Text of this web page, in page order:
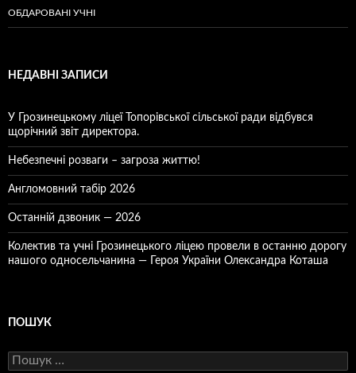
ОБДАРОВАНІ УЧНІ
НЕДАВНІ ЗАПИСИ
У Грозинецькому ліцеї Топорівської сільської ради відбувся
щорічний звіт директора.
Небезпечні розваги – загроза життю!
Англомовний табір 2026
Останній дзвоник — 2026
Колектив та учні Грозинецького ліцею провели в останню дорогу
нашого односельчанина — Героя України Олександра Коташа
ПОШУК
Пошук: